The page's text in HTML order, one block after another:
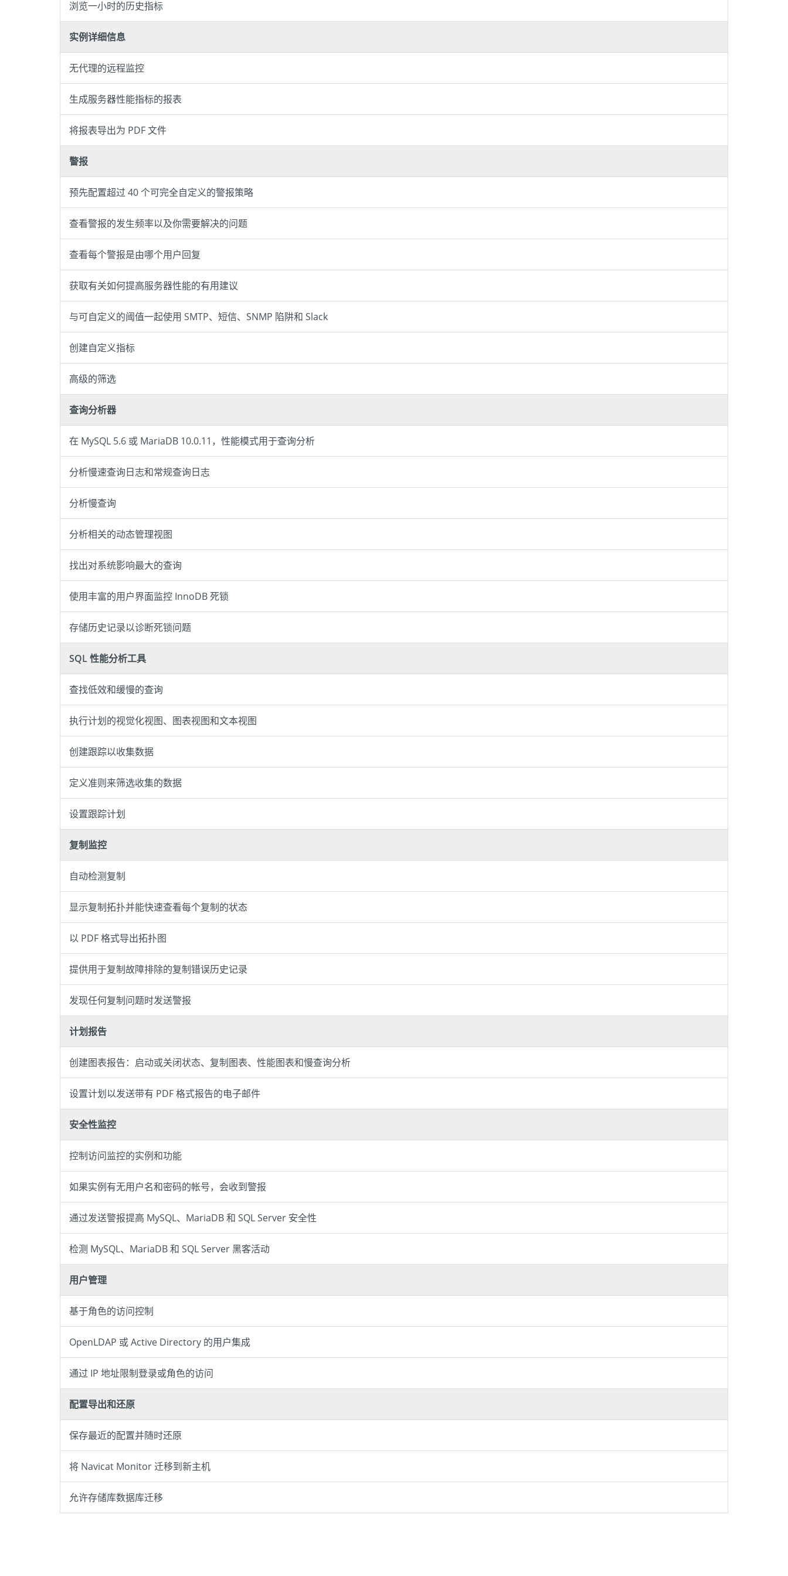
浏览一小时的历史指标
实例详细信息
无代理的远程监控
生成服务器性能指标的报表
将报表导出为 PDF 文件
警报
预先配置超过 40 个可完全自定义的警报策略
查看警报的发生频率以及你需要解决的问题
查看每个警报是由哪个用户回复
获取有关如何提高服务器性能的有用建议
与可自定义的阈值一起使用 SMTP、短信、SNMP 陷阱和 Slack
创建自定义指标
高级的筛选
查询分析器
在 MySQL 5.6 或 MariaDB 10.0.11，性能模式用于查询分析
分析慢速查询日志和常规查询日志
分析慢查询
分析相关的动态管理视图
找出对系统影响最大的查询
使用丰富的用户界面监控 InnoDB 死锁
存储历史记录以诊断死锁问题
SQL 性能分析工具
查找低效和缓慢的查询
执行计划的视觉化视图、图表视图和文本视图
创建跟踪以收集数据
定义准则来筛选收集的数据
设置跟踪计划
复制监控
自动检测复制
显示复制拓扑并能快速查看每个复制的状态
以 PDF 格式导出拓扑图
提供用于复制故障排除的复制错误历史记录
发现任何复制问题时发送警报
计划报告
创建图表报告：启动或关闭状态、复制图表、性能图表和慢查询分析
设置计划以发送带有 PDF 格式报告的电子邮件
安全性监控
控制访问监控的实例和功能
如果实例有无用户名和密码的帐号，会收到警报
通过发送警报提高 MySQL、MariaDB 和 SQL Server 安全性
检测 MySQL、MariaDB 和 SQL Server 黑客活动
用户管理
基于角色的访问控制
OpenLDAP 或 Active Directory 的用户集成
通过 IP 地址限制登录或角色的访问
配置导出和还原
保存最近的配置并随时还原
将 Navicat Monitor 迁移到新主机
允许存储库数据库迁移